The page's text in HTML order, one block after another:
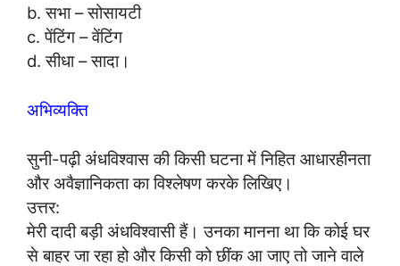
b. सभा – सोसायटी
c. पेंटिंग – वेंटिंग
d. सीधा – सादा।
अभिव्यक्ति
सुनी-पढ़ी अंधविश्वास की किसी घटना में निहित आधारहीनता
और अवैज्ञानिकता का विश्लेषण करके लिखिए।
उत्तर:
मेरी दादी बड़ी अंधविश्वासी हैं। उनका मानना था कि कोई घर
से बाहर जा रहा हो और किसी को छींक आ जाए तो जाने वाले